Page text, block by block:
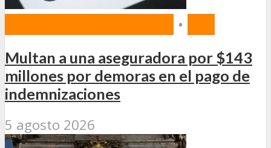
•
Multan a una aseguradora por $143
millones por demoras en el pago de
indemnizaciones
5 agosto 2026